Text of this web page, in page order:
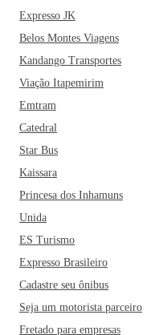
Expresso JK
Belos Montes Viagens
Kandango Transportes
Viação Itapemirim
Emtram
Catedral
Star Bus
Kaissara
Princesa dos Inhamuns
Unida
ES Turismo
Expresso Brasileiro
Cadastre seu ônibus
Seja um motorista parceiro
Fretado para empresas